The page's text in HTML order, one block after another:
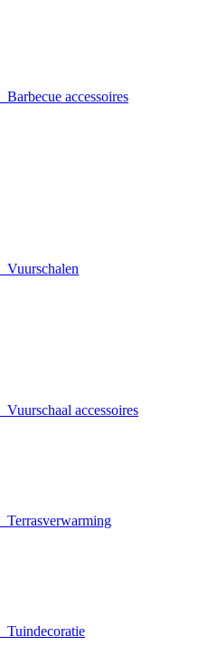
Barbecue accessoires
Vuurschalen
Vuurschaal accessoires
Terrasverwarming
Tuindecoratie